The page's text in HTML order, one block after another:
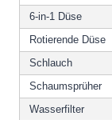
6-in-1 Düse
Rotierende Düse
Schlauch
Schaumsprüher
Wasserfilter